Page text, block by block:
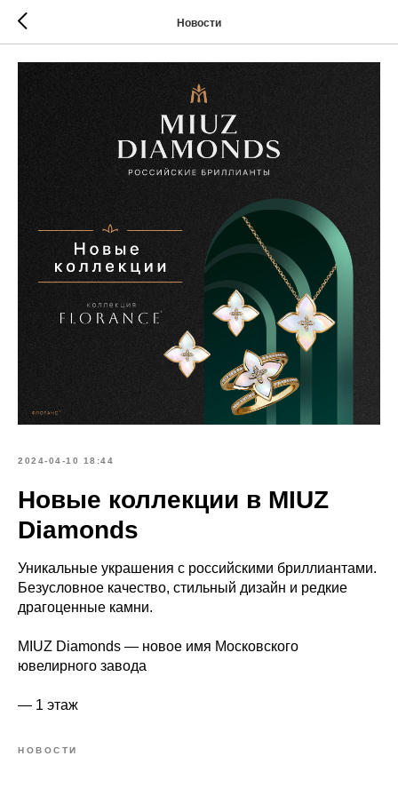
Новости
2024-04-10 18:44
Новые коллекции в MIUZ
Diamonds
Уникальные украшения с российскими бриллиантами.
Безусловное качество, стильный дизайн и редкие
драгоценные камни.
MIUZ Diamonds — новое имя Московского
ювелирного завода
— 1 этаж
НОВОСТИ